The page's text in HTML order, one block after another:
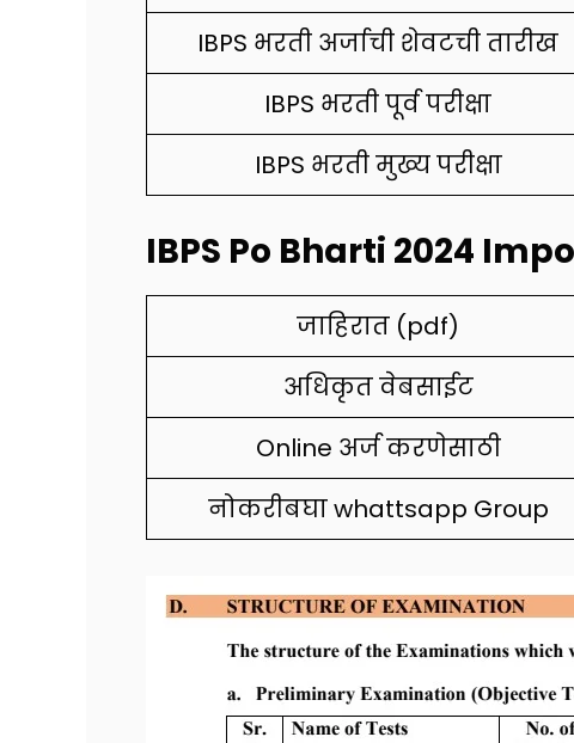
IBPS भरती अर्जाची शेवटची तारीख
IBPS भरती पूर्व परीक्षा
IBPS भरती मुख्य परीक्षा
IBPS Po Bharti 2024
जाहिरात (pdf)
अधिकृत वेबसाईट
Online अर्ज करणेसाठी
नोकरीबघा whattsapp Group